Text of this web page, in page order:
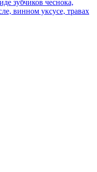
зубчиков чеснока,
винном уксусе, травах